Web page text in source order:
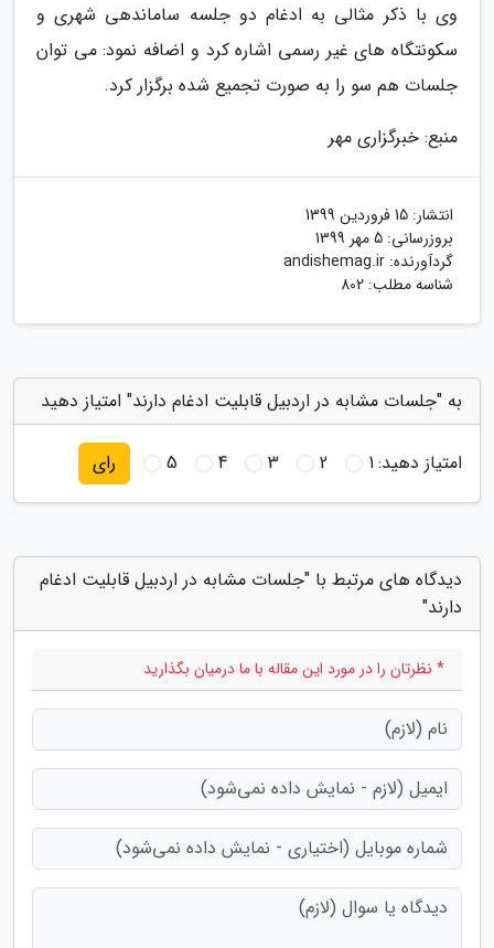
وی با ذکر مثالی به ادغام دو جلسه ساماندهی شهری و
سکونتگاه های غیر رسمی اشاره کرد و اضافه نمود: می توان
جلسات هم سو را به صورت تجمیع شده برگزار کرد.
منبع: خبرگزاری مهر
انتشار: 15 فروردین 1399
بروزرسانی: 5 مهر 1399
گردآورنده: andishemag.ir
شناسه مطلب: 802
به "جلسات مشابه در اردبیل قابلیت ادغام دارند" امتیاز دهید
امتیاز دهید:1
2
3
4
5 رای
دیدگاه های مرتبط با "جلسات مشابه در اردبیل قابلیت ادغام
دارند"
* نظرتان را در مورد این مقاله با ما درمیان بگذارید